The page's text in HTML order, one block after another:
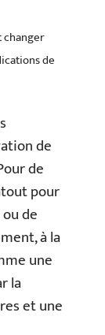
changer
de
de
de
pour
de
à la
une
la
et une